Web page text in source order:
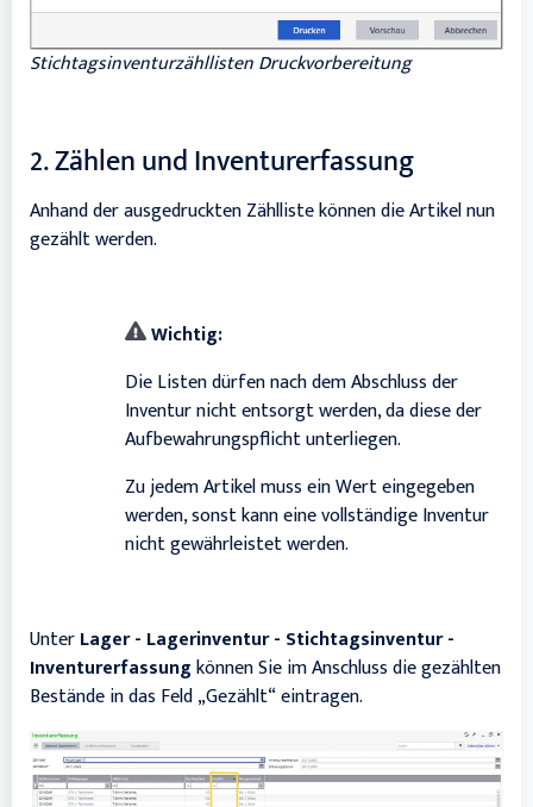
Stichtagsinventurzähllisten Druckvorbereitung
2. Zählen und Inventurerfassung
Anhand der ausgedruckten Zählliste können die Artikel nun
gezählt werden.
Wichtig:
Die Listen dürfen nach dem Abschluss der
Inventur nicht entsorgt werden, da diese der
Aufbewahrungspflicht unterliegen.
Zu jedem Artikel muss ein Wert eingegeben
werden, sonst kann eine vollständige Inventur
nicht gewährleistet werden.
UnterLager - Lagerinventur - Stichtagsinventur -
Inventurerfassungkönnen Sie im Anschluss die gezählten
Bestände in das Feld „Gezählt“ eintragen.